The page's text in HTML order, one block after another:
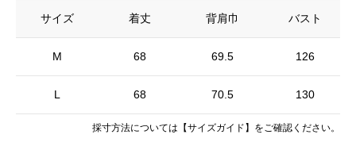
サイズ
M
L
着丈 背肩巾 バスト
68 69.5 126
68 70.5 130
採寸方法については 【サイズガイド】 をご確認ください。